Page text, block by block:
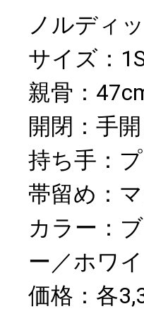
ノルディ
サイズ：
親骨：
開閉：手
持ち手：
帯留め：
カラー：
ー／ホワ
価格：各